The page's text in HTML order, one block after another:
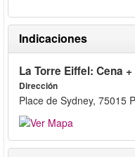
Indicaciones
La Torre Eiffel: Cena
Dirección
Place de Sydney, 75015